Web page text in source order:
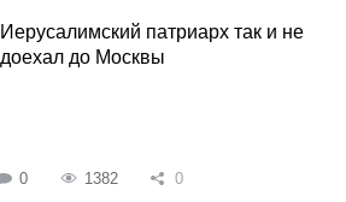
Иерусалимский патриарх так и не
доехал до Москвы
0 1382 0